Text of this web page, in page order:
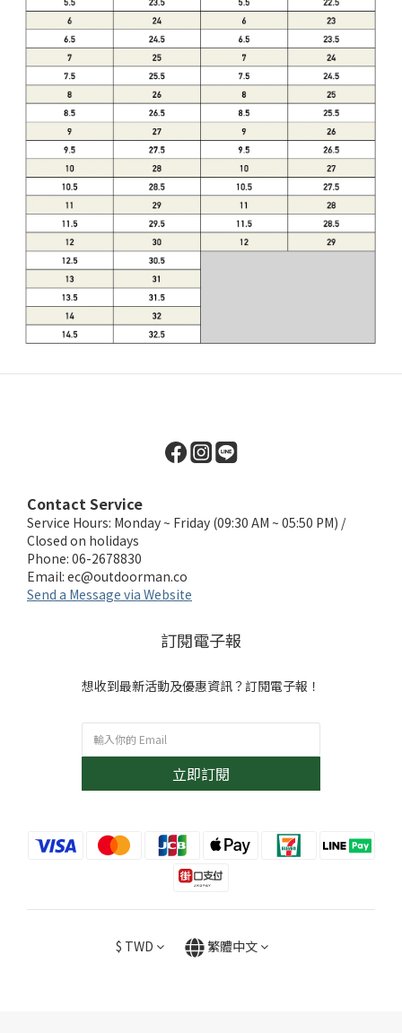
Contact Service
Service Hours: Monday ~ Friday (09:30 AM ~ 05:50 PM) /
Closed on holidays
Phone: 06-2678830
Email: ec@outdoorman.co
Send a Message via Website
訂閱電子報
想收到最新活動及優惠資訊？訂閱電子報！
立即訂閱
$ TWD 繁體中文